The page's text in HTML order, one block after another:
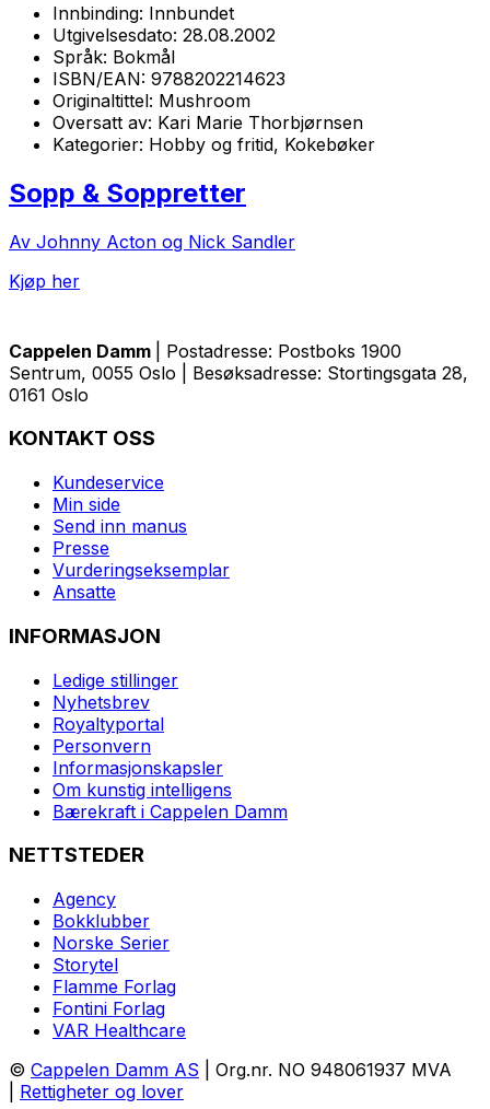
Innbinding: Innbundet
Utgivelsesdato: 28.08.2002
Språk: Bokmål
ISBN/EAN: 9788202214623
Originaltittel: Mushroom
Oversatt av: Kari Marie Thorbjørnsen
Kategorier: Hobby og fritid, Kokebøker
Sopp & Soppretter
Av Johnny Acton og Nick Sandler
Kjøp her
Cappelen Damm
| Postadresse: Postboks 1900
Sentrum, 0055 Oslo | Besøksadresse: Stortingsgata 28,
0161 Oslo
KONTAKT OSS
Kundeservice
Min side
Send inn manus
Presse
Vurderingseksemplar
Ansatte
INFORMASJON
Ledige stillinger
Nyhetsbrev
Royaltyportal
Personvern
Informasjonskapsler
Om kunstig intelligens
Bærekraft i Cappelen Damm
NETTSTEDER
Agency
Bokklubber
Norske Serier
Storytel
Flamme Forlag
Fontini Forlag
VAR Healthcare
© Cappelen Damm AS | Org.nr. NO 948061937 MVA
Rettigheter og lover